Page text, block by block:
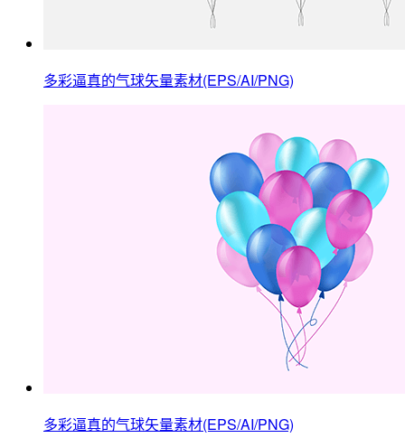
多彩逼真的气球矢量素材(EPS/AI/PNG)
多彩逼真的气球矢量素材(EPS/AI/PNG)